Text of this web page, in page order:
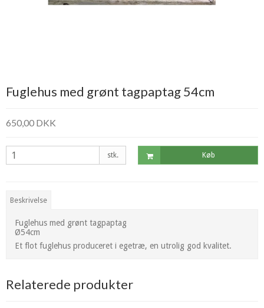
Fuglehus med grønt tagpaptag 54cm
650,00 DKK
stk. Køb
Beskrivelse
Fuglehus med grønt tagpaptag
Ø54cm
Et flot fuglehus produceret i egetræ, en utrolig god kvalitet.
Relaterede produkter